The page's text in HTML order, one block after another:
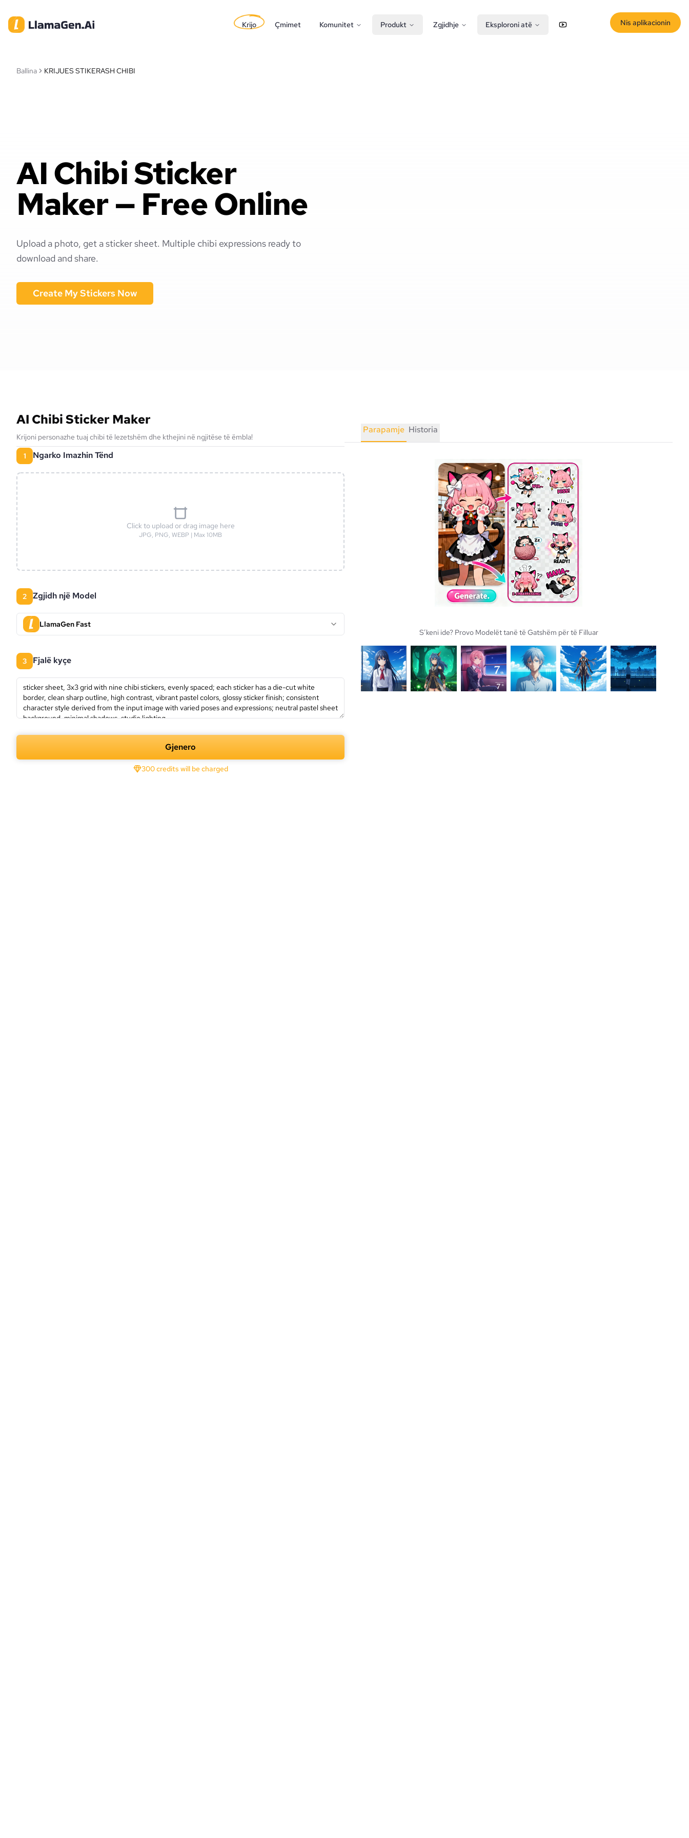
Krijo Çmimet Komunitet Produkt Zgjidhje Eksploroni atë YouTube X (Twitter)
Nis aplikacionin
Ballina KRIJUES STIKERASH CHIBI
AI Chibi Sticker
Maker — Free Online
Upload a photo, get a sticker sheet. Multiple chibi expressions ready to
download and share.
Create My Stickers Now
AI Chibi Sticker Maker
Krijoni personazhe tuaj chibi të lezetshëm dhe kthejini në ngjitëse të ëmbla!
1 Ngarko Imazhin Tënd
Click to upload or drag image here
JPG, PNG, WEBP | Max 10MB
2 Zgjidh një Model
LlamaGen Fast
3 fjalë kyçe
Gjenero
300 credits will be charged
Parapamje Historia
S’keni ide? Provo Modelët tanë të Gatshëm për të Filluar